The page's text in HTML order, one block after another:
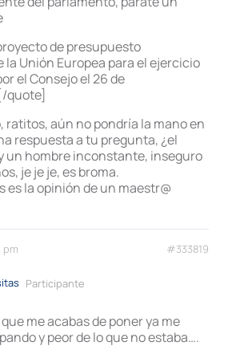
de presupuesto
Unión Europea para el ejercicio
el Consejo el 26 de
quote]
ratitos, aún no pondría la mano en
respuesta a tu pregunta, ¿el
un hombre inconstante, inseguro
je je je, es broma.
es la opinión de un maestr@
pm #333819
Participante
me acabas de poner ya me
y peor de lo que no estaba….